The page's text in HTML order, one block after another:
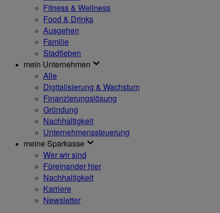
Fitness & Wellness
Food & Drinks
Ausgehen
Familie
Stadtleben
mein Unternehmen
Alle
Digitalisierung & Wachstum
Finanzierungslösung
Gründung
Nachhaltigkeit
Unternehmenssteuerung
meine Sparkasse
Wer wir sind
Füreinander hier
Nachhaltigkeit
Karriere
Newsletter